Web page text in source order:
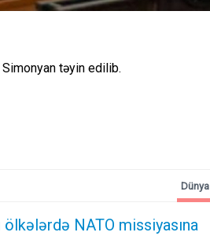
təyin edilib.
ölkələrdə NATO missiyasına
Dünya